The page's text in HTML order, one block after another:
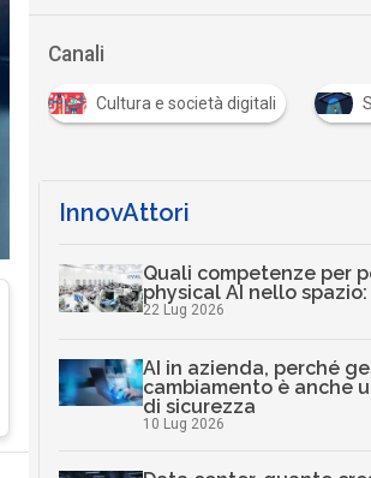
Canali
Cultura e società digitali
InnovAttori
Quali competenze per
physical AI nello
22 Lug 2026
AI in azienda, perché
cambiamento è anche
di sicurezza
10 Lug 2026